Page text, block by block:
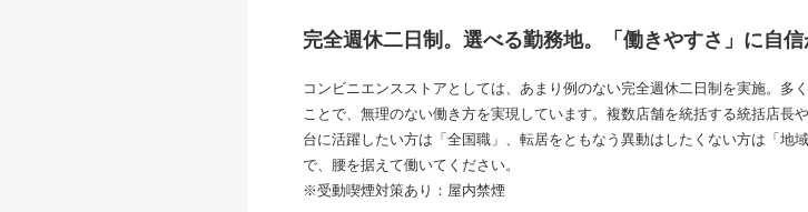
完全週休二日制。選べる勤務地。「働きやすさ」に自信
コンビニエンスストアとしては、あまり例のない完全週休二日制を実施。多
ことで、無理のない働き方を実現しています。複数店舗を統括する統括店長
台に活躍したい方は「全国職」、転居をともなう異動はしたくない方は「地
で、腰を据えて働いてください。
※受動喫煙対策あり：屋内禁煙